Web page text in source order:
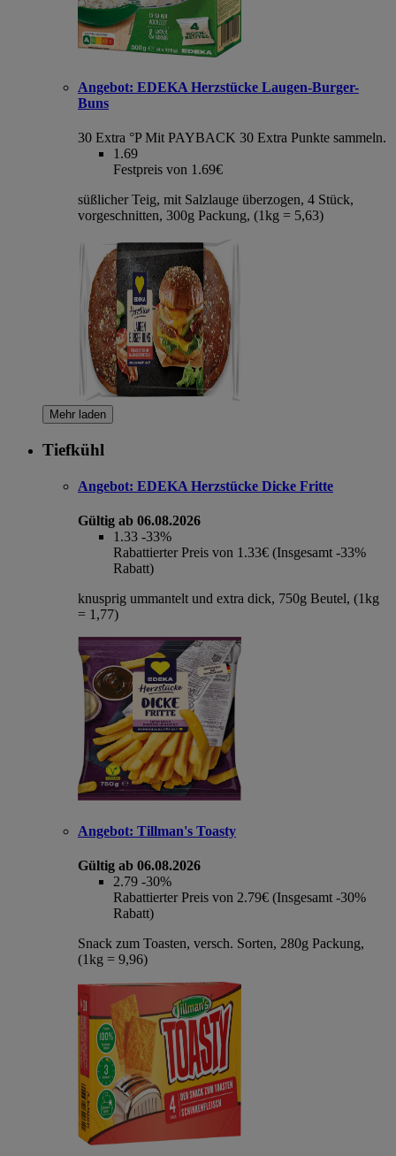
Angebot: EDEKA Herzstücke Laugen-Burger-
Buns
30 Extra °P Mit PAYBACK 30 Extra Punkte sammeln.
1.69
Festpreis von 1.69€
süßlicher Teig, mit Salzlauge überzogen, 4 Stück,
vorgeschnitten, 300g Packung, (1kg = 5,63)
Mehr laden
Tiefkühl
Angebot: EDEKA Herzstücke Dicke Fritte
Gültig ab 06.08.2026
1.33 -33%
Rabattierter Preis von 1.33€ (Insgesamt -33%
Rabatt)
knusprig ummantelt und extra dick, 750g Beutel, (1kg
= 1,77)
Angebot: Tillman's Toasty
Gültig ab 06.08.2026
2.79 -30%
Rabattierter Preis von 2.79€ (Insgesamt -30%
Rabatt)
Snack zum Toasten, versch. Sorten, 280g Packung,
(1kg = 9,96)